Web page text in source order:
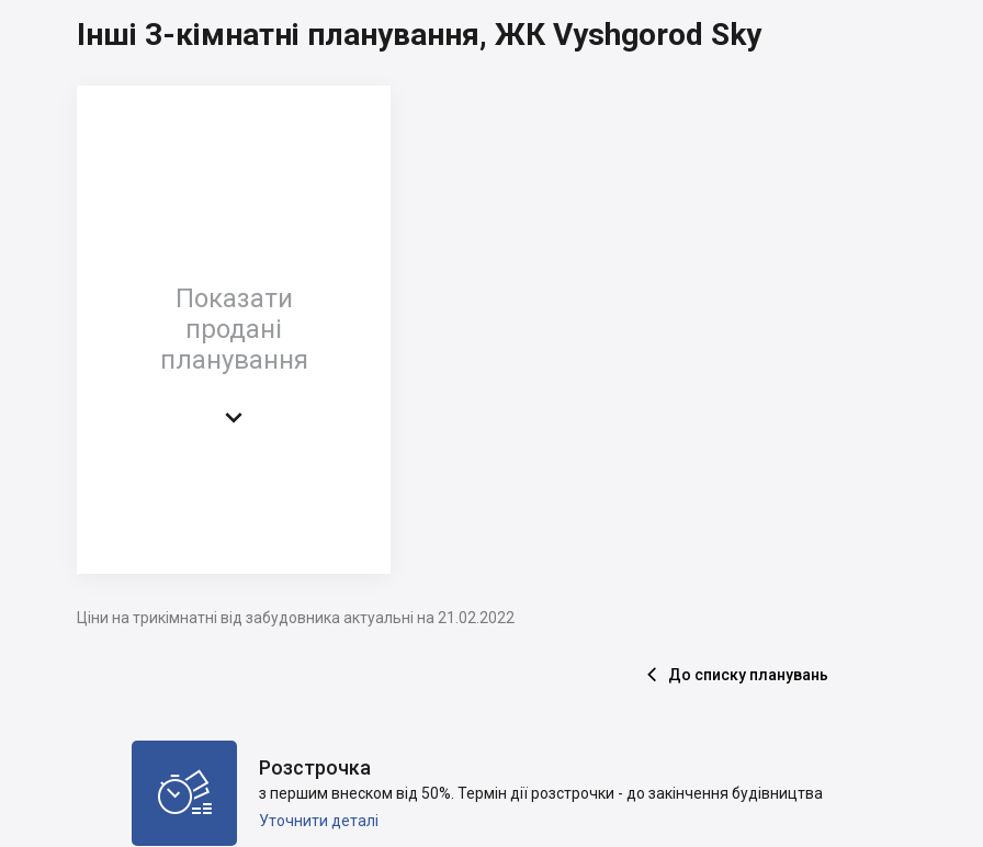
Інші 3-кімнатні планування, ЖК Vyshgorod Sky
Показати
продані
планування

Ціни на трикімнатні від забудовника актуальні на 21.02.2022
 До списку планувань

Розстрочка
з першим внеском від 50%. Термін дії розстрочки - до закінчення будівництва
Уточнити деталі